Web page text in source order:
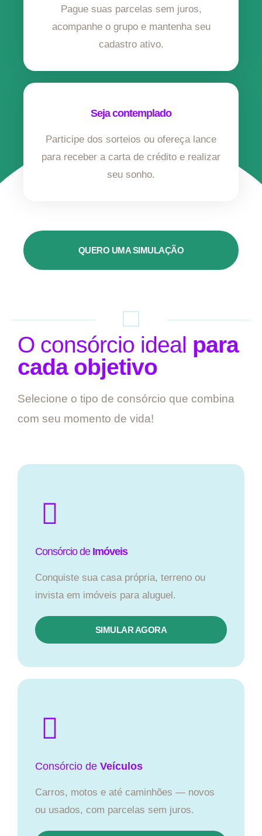
Pague suas parcelas sem juros,
acompanhe o grupo e mantenha seu
cadastro ativo.
Seja contemplado
Participe dos sorteios ou ofereça lance
para receber a carta de crédito e realizar
seu sonho.
QUERO UMA SIMULAÇÃO
O consórcio ideal para
cada objetivo
Selecione o tipo de consórcio que combina
com seu momento de vida!
Consórcio de Imóveis
Conquiste sua casa própria, terreno ou
invista em imóveis para aluguel.
SIMULAR AGORA​
Consórcio de Veículos
Carros, motos e até caminhões — novos
ou usados, com parcelas sem juros.